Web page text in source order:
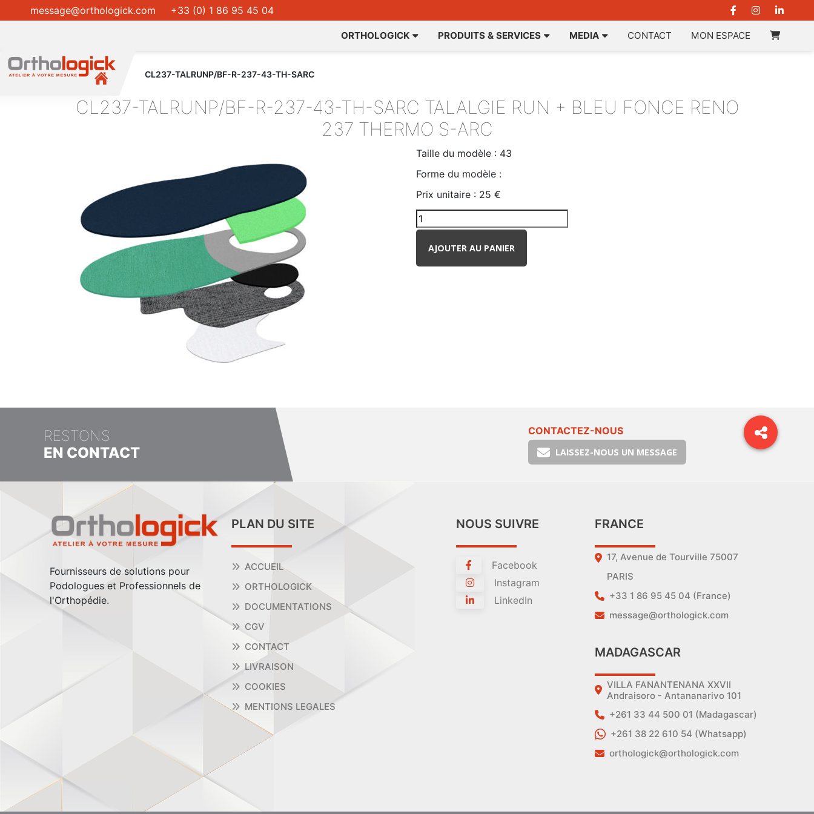
message@orthologick.com +33 (0) 1 86 95 45 04
ORTHOLOGICK PRODUITS & SERVICES MEDIA CONTACT MON ESPACE
CL237-TALRUNP/BF-R-237-43-TH-SARC
CL237-TALRUNP/BF-R-237-43-TH-SARC TALALGIE RUN + BLEU FONCE RENO
237 THERMO S-ARC
Taille du modèle : 43
Forme du modèle :
Prix unitaire : 25 €
AJOUTER AU PANIER
RESTONS
EN CONTACT
CONTACTEZ-NOUS
LAISSEZ-NOUS UN MESSAGE
Fournisseurs de solutions pour
Podologues et Professionnels de
l'Orthopédie.
PLAN DU SITE
ACCUEIL
ORTHOLOGICK
DOCUMENTATIONS
CGV
CONTACT
LIVRAISON
COOKIES
MENTIONS LEGALES
NOUS SUIVRE
Facebook
Instagram
LinkedIn
FRANCE
17, Avenue de Tourville 75007
PARIS
+33 1 86 95 45 04 (France)
message@orthologick.com
MADAGASCAR
VILLA FANANTENANA XXVII
Andraisoro - Antananarivo 101
+261 33 44 500 01 (Madagascar)
+261 38 22 610 54 (Whatsapp)
orthologick@orthologick.com